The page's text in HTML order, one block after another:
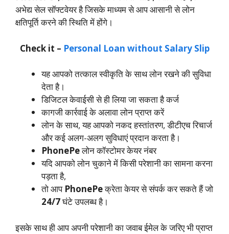
अभेद्य सेल सॉफ्टवेयर है जिसके माध्यम से आप आसानी से लोन
क्षतिपूर्ति करने की स्थिति में होंगे।
Check it – Personal Loan without Salary Slip
यह आपको तत्काल स्वीकृति के साथ लोन रखने की सुविधा
देता है।
डिजिटल केवाईसी से ही लिया जा सकता है कर्ज
कागजी कार्रवाई के अलावा लोन प्राप्त करें
लोन के साथ, यह आपको नकद हस्तांतरण, डीटीएच रिचार्ज
और कई अलग-अलग सुविधाएं प्रदान करता है।
PhonePeलोन कॉस्टोमर केयर नंबर
यदि आपको लोन चुकाने में किसी परेशानी का सामना करना
पड़ता है,
तो आप PhonePeक्रेता केयर से संपर्क कर सकते हैं जो
24/7घंटे उपलब्ध है।
इसके साथ ही आप अपनी परेशानी का जवाब ईमेल के जरिए भी प्राप्त